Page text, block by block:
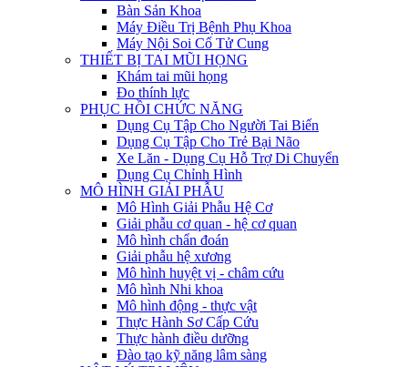
Bàn Sản Khoa
Máy Điều Trị Bệnh Phụ Khoa
Máy Nội Soi Cổ Tử Cung
THIẾT BỊ TAI MŨI HỌNG
Khám tai mũi họng
Đo thính lực
PHỤC HỒI CHỨC NĂNG
Dụng Cụ Tập Cho Người Tai Biến
Dụng Cụ Tập Cho Trẻ Bại Não
Xe Lăn - Dụng Cụ Hỗ Trợ Di Chuyển
Dụng Cụ Chỉnh Hình
MÔ HÌNH GIẢI PHẪU
Mô Hình Giải Phẫu Hệ Cơ
Giải phẫu cơ quan - hệ cơ quan
Mô hình chẩn đoán
Giải phẫu hệ xương
Mô hình huyệt vị - châm cứu
Mô hình Nhi khoa
Mô hình động - thực vật
Thực Hành Sơ Cấp Cứu
Thực hành điều dưỡng
Đào tạo kỹ năng lâm sàng